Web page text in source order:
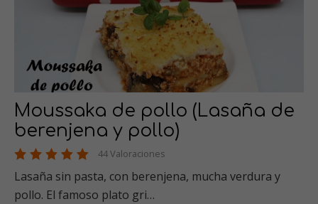
Moussaka de pollo (Lasaña de
berenjena y pollo)
44 Valoraciones
Lasaña sin pasta, con berenjena, mucha verdura y
pollo. El famoso plato gri…